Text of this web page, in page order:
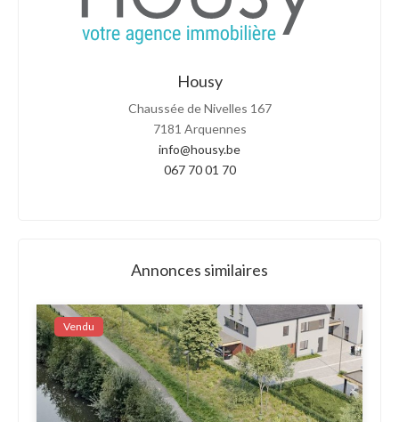
Housy
Chaussée de Nivelles 167
7181 Arquennes
info@housy.be
067 70 01 70
Annonces similaires
Vendu